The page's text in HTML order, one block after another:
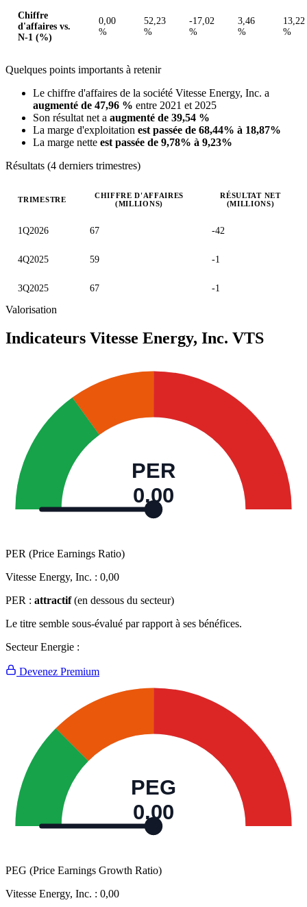
Chiffre
d'affaires vs.
N-1 (%)
0,00
%
52,23
%
-17,02
%
3,46
%
13,22
%
Quelques points importants à retenir
Le chiffre d'affaires de la société Vitesse Energy, Inc. a
augmenté de 47,96 % entre 2021 et 2025
Son résultat net a augmenté de 39,54 %
La marge d'exploitation est passée de 68,44% à 18,87%
La marge nette est passée de 9,78% à 9,23%
Résultats (4 derniers trimestres)
TRIMESTRE
CHIFFRE D'AFFAIRES
(MILLIONS)
RÉSULTAT NET
(MILLIONS)
1Q2026 67 -42
4Q2025 59 -1
3Q2025 67 -1
Valorisation
Indicateurs Vitesse Energy, Inc. VTS
PER
0,00
PER (Price Earnings Ratio)
Vitesse Energy, Inc. : 0,00
PER : attractif (en dessous du secteur)
Le titre semble sous-évalué par rapport à ses bénéfices.
Secteur Energie :
Devenez Premium
PEG
0,00
PEG (Price Earnings Growth Ratio)
Vitesse Energy, Inc. : 0,00